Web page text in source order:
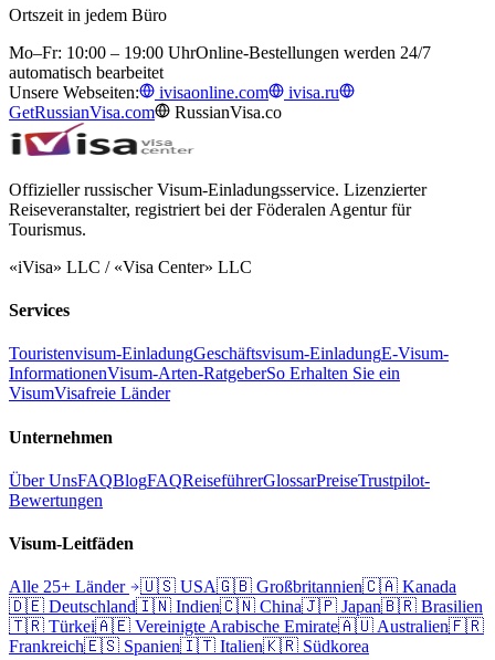
Ortszeit in jedem Büro
Mo–Fr: 10:00 – 19:00 UhrOnline-Bestellungen werden 24/7
automatisch bearbeitet
Unsere Webseiten:
ivisaonline.com
ivisa.ru
GetRussianVisa.com
RussianVisa.co
Offizieller russischer Visum-Einladungsservice. Lizenzierter
Reiseveranstalter, registriert bei der Föderalen Agentur für
Tourismus.
«iVisa» LLC / «Visa Center» LLC
Services
Touristenvisum-EinladungGeschäftsvisum-EinladungE-Visum-
InformationenVisum-Arten-RatgeberSo Erhalten Sie ein
VisumVisafreie Länder
Unternehmen
Über UnsFAQBlogFAQReiseführerGlossarPreiseTrustpilot-
Bewertungen
Visum-Leitfäden
Alle 25+ Länder 🇺🇸 USA🇬🇧 Großbritannien🇨🇦 Kanada
🇩🇪 Deutschland🇮🇳 Indien🇨🇳 China🇯🇵 Japan🇧🇷 Brasilien
🇹🇷 Türkei🇦🇪 Vereinigte Arabische Emirate🇦🇺 Australien🇫🇷
Frankreich🇪🇸 Spanien🇮🇹 Italien🇰🇷 Südkorea